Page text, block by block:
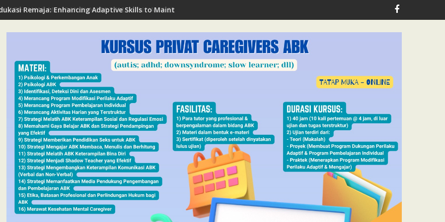
Remaja: Enhancing Adaptive Skills to Maintain Mental Health, Jubilee School Jakarta